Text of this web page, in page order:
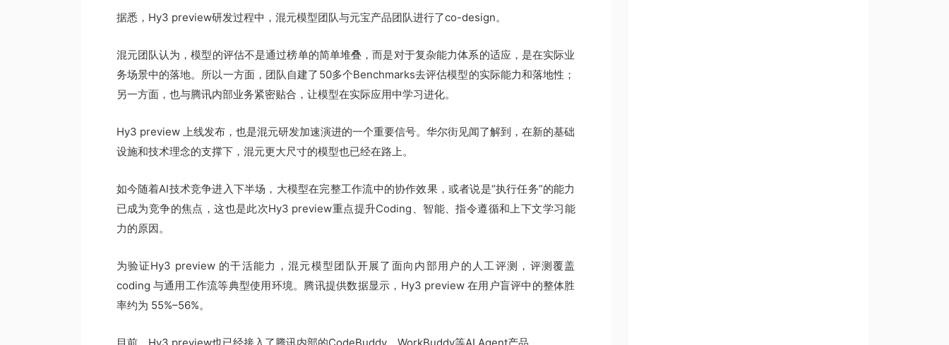
据悉，Hy3 preview研发过程中，混元模型团队与元宝产品团队进行了co-design。
混元团队认为，模型的评估不是通过榜单的简单堆叠，而是对于复杂能力体系的适应，是在实际业
务场景中的落地。所以一方面，团队自建了50多个Benchmarks去评估模型的实际能力和落地性；
另一方面，也与腾讯内部业务紧密贴合，让模型在实际应用中学习进化。
Hy3 preview 上线发布，也是混元研发加速演进的一个重要信号。华尔街见闻了解到，在新的基础
设施和技术理念的支撑下，混元更大尺寸的模型也已经在路上。
如今随着AI技术竞争进入下半场，大模型在完整工作流中的协作效果，或者说是“执行任务”的能力
已成为竞争的焦点，这也是此次Hy3 preview重点提升Coding、智能、指令遵循和上下文学习能
力的原因。
为验证Hy3 preview 的干活能力，混元模型团队开展了面向内部用户的人工评测，评测覆盖
coding 与通用工作流等典型使用环境。腾讯提供数据显示，Hy3 preview 在用户盲评中的整体胜
率约为 55%–56%。